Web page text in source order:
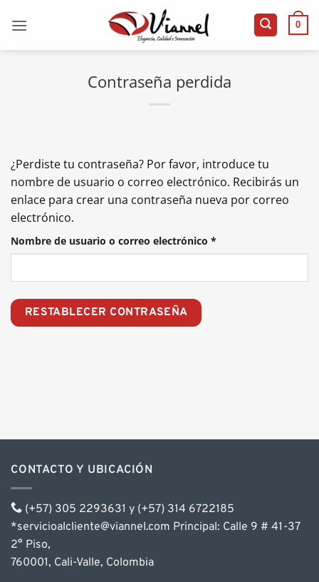
0
Contraseña perdida
¿Perdiste tu contraseña? Por favor, introduce tu
nombre de usuario o correo electrónico. Recibirás un
enlace para crear una contraseña nueva por correo
electrónico.
Nombre de usuario o correo electrónico *Obligatorio
RESTABLECER CONTRASEÑA
CONTACTO Y UBICACIÓN
(+57) 305 2293631 y (+57) 314 6722185
*servicioalcliente@viannel.com Principal: Calle 9 # 41-37
2° Piso,
760001, Cali-Valle, Colombia